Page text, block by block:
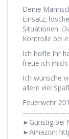
Deine
Einsatz,
Situationen.
Kontrolle bei
Ich hoffe Ihr
freue ich mich.
Ich wünsche
allem viel
Feuerwehr
►Günstig bei
►Amazon: